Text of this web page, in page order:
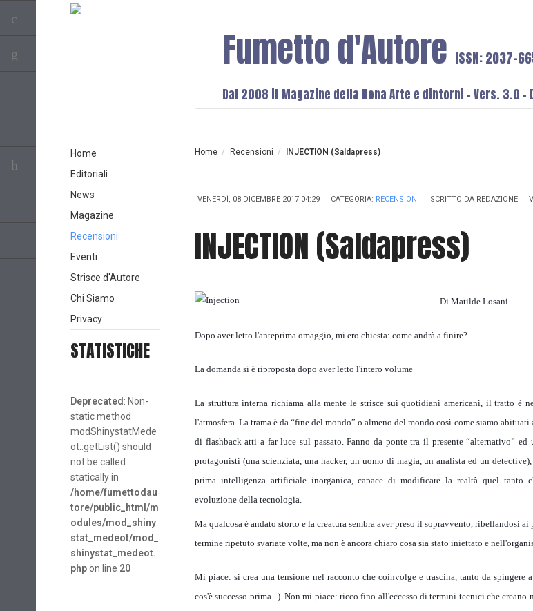
Fumetto d'Autore ISSN: 2037-
Dal 2008 il Magazine della Nona Arte e dintorni - Vers. 3.0
Home / Recensioni / INJECTION (Saldapress)
VENERDÌ, 08 DICEMBRE 2017 04:29 CATEGORIA: RECENSIONI SCRITTO DA REDAZIONE
INJECTION (Saldapress)
Di Matilde Losani
Dopo aver letto l'anteprima omaggio, mi ero chiesta: come andrà a finire?
La domanda si è riproposta dopo aver letto l'intero volume
La struttura interna richiama alla mente le strisce sui quotidiani americani, il tratto è
l'atmosfera. La trama è da “fine del mondo” o almeno del mondo così come siamo
di flashback atti a far luce sul passato. Fanno da ponte tra il presente “alternativo”
protagonisti (una scienziata, una hacker, un uomo di magia, un analista ed un
prima intelligenza artificiale inorganica, capace di modificare la realtà quel tanto
evoluzione della tecnologia.
Ma qualcosa è andato storto e la creatura sembra aver preso il sopravvento, ribellandosi
termine ripetuto svariate volte, ma non è ancora chiaro cosa sia stato iniettato e
Mi piace: si crea una tensione nel racconto che coinvolge e trascina, tanto da spingere
cos'è successo prima...). Non mi piace: ricco fino all'eccesso di termini tecnici che creano
Home
Editoriali
News
Magazine
Recensioni
Eventi
Strisce d'Autore
Chi Siamo
Privacy
STATISTICHE
Deprecated : Non-
static method
modShinystatMede
ot::getList() should
not be called
statically in
/home/fumettodau
tore/public_html/m
odules/mod_shiny
stat_medeot/mod_
shinystat_medeot.
phpon line 20